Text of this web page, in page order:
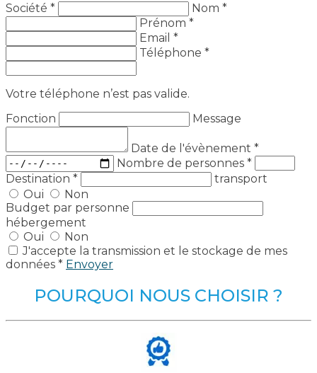
Société *
Nom *
Prénom *
Email *
Téléphone *
Votre téléphone n’est pas valide.
Fonction
Message
Date de l'évènement *
Nombre de personnes *
Destination *
transport
Oui
Non
Budget par personne
hébergement
Oui
Non
J'accepte la transmission et le stockage de mes
données * Envoyer
POURQUOI NOUS CHOISIR ?